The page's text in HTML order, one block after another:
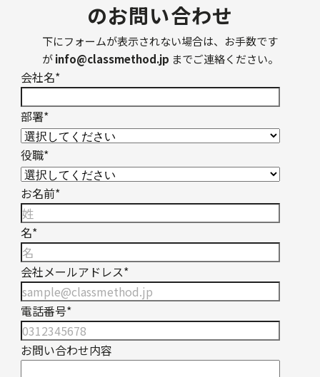
のお問い合わせ
下にフォームが表示されない場合は、お手数です
がinfo@classmethod.jp までご連絡ください。
会社名*
部署*
役職*
お名前*
名*
会社メールアドレス*
電話番号*
お問い合わせ内容